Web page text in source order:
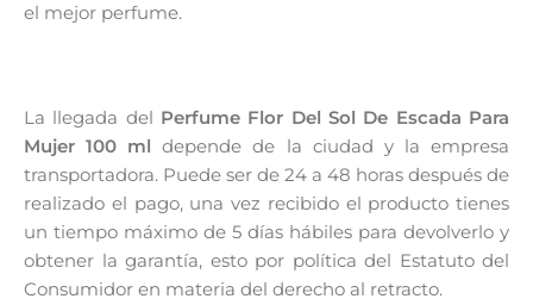
el mejor perfume.
La llegada del Perfume Flor Del Sol De Escada Para
Mujer 100 mldepende de la ciudad y la empresa
transportadora. Puede ser de 24 a 48 horas después de
realizado el pago, una vez recibido el producto tienes
un tiempo máximo de 5 días hábiles para devolverlo y
obtener la garantía, esto por política del Estatuto del
Consumidor en materia del derecho al retracto.